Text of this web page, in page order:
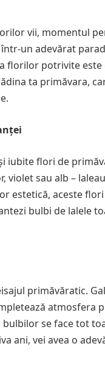
vii, momentul
un adevărat
florilor potrivite
ta primăvara,
iubite flori de
violet sau alb –
estetică, aceste
bulbi de lalele
primăvăratic.
atmosfera
se face tot
ani, vei avea o